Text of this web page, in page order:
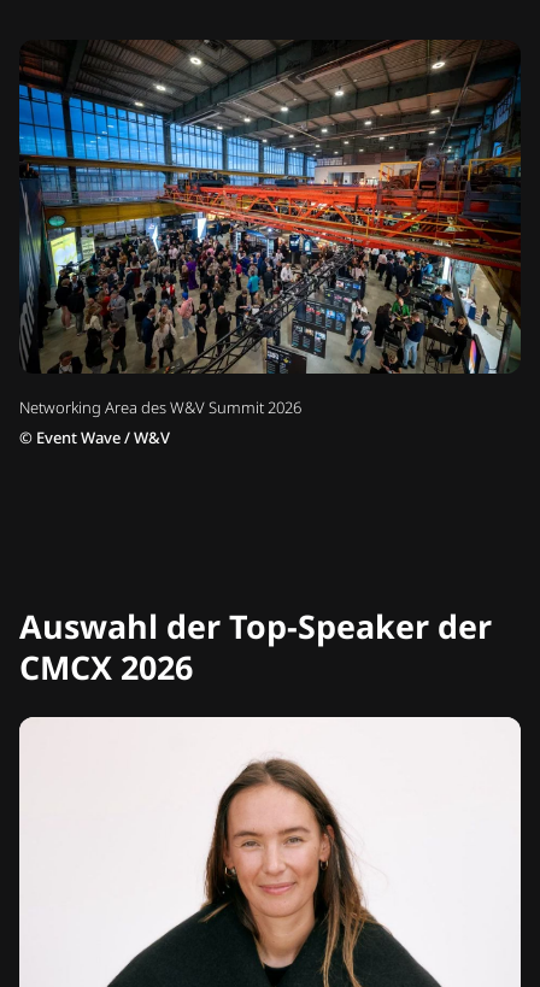
Networking Area des W&V Summit 2026
© Event Wave / W&V
Auswahl der Top-Speaker der
CMCX 2026